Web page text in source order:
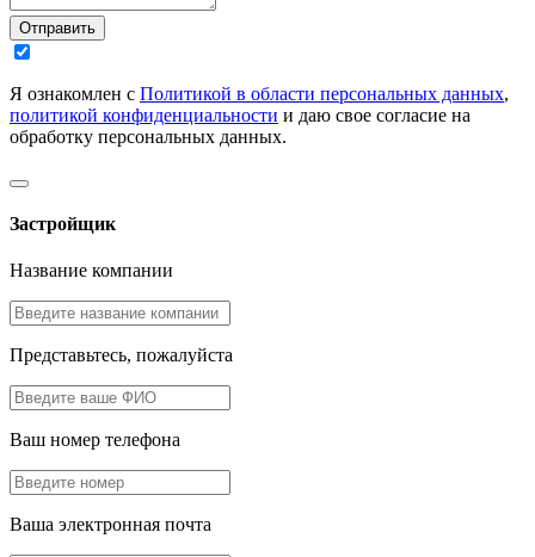
Отправить
Я ознакомлен с Политикой в области персональных данных,
политикой конфиденциальности и даю свое согласие на
обработку персональных данных.
Застройщик
Название компании
Представьтесь, пожалуйста
Ваш номер телефона
Ваша электронная почта